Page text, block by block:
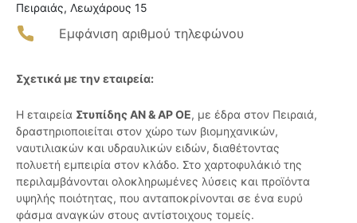
Πειραιάς, Λεωχάρους 15
Εμφάνιση αριθμού τηλεφώνου
Σχετικά με την εταιρεία:
Η εταιρεία Στυπίδης ΑΝ & ΑΡ ΟΕ, με έδρα στον Πειραιά,
δραστηριοποιείται στον χώρο των βιομηχανικών,
ναυτιλιακών και υδραυλικών ειδών, διαθέτοντας
πολυετή εμπειρία στον κλάδο. Στο χαρτοφυλάκιό της
περιλαμβάνονται ολοκληρωμένες λύσεις και προϊόντα
υψηλής ποιότητας, που ανταποκρίνονται σε ένα ευρύ
φάσμα αναγκών στους αντίστοιχους τομείς.